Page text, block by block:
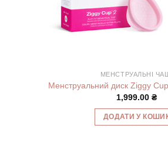
МЕНСТРУАЛЬНІ
Менструальний диск Ziggy
1,999.00 ₴
ДОДАТИ У